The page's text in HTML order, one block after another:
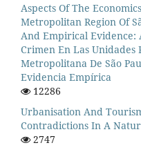
Aspects Of The
Metropolitan Region Of
And Empirical Evidence:
Crimen En Las Unidades
Metropolitana De São
Evidencia Empírica
12286
Urbanisation And
Contradictions In A
2747